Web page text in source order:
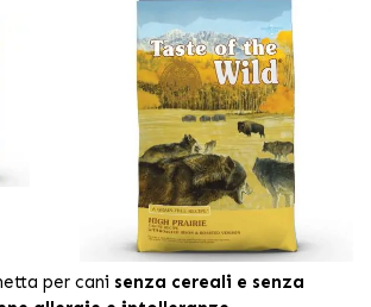
per cani senza cereali e senza